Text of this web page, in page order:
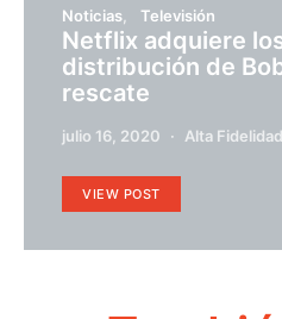
Noticias Televisión
Netflix adquiere
distribución de
rescate
julio 16, 2020 Alta Fidelidad
VIEW POST